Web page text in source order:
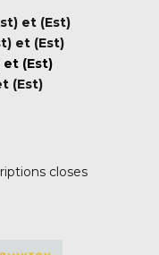
et (Est)
et (Est)
et (Est)
(Est)
closes